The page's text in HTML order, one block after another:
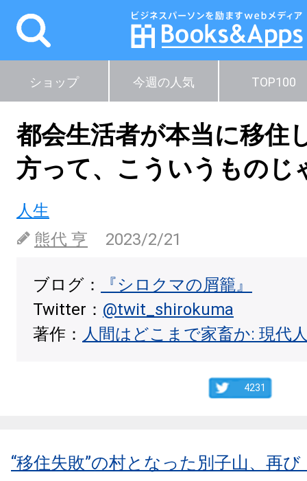
ショップ 今週の人気 TOP100
都会生活者が本当に移住
方って、こういうものじ
人生
熊代 亨
2023/2/21
ブログ：
『シロクマの屑籠』
Twitter： @twit_shirokuma
著作： 人間はどこまで家畜か: 現代
4231
“移住失敗”の村となった別子山、再